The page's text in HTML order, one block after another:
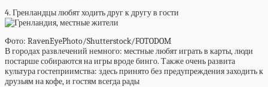
4. Гренландцы любят ходить друг к другу в гости
Фото: RavenEyePhoto/Shutterstock/FOTODOM
В городах развлечений немного: местные любят играть в карты, люди
постарше собираются на игры вроде бинго. Также очень развита
культура гостеприимства: здесь принято без предупреждения заходить к
друзьям на кофе, и гостям всегда рады